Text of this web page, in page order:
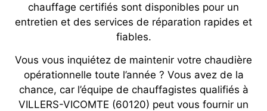
chauffage certifiés sont disponibles pour un
entretien et des services de réparation rapides et
fiables.
Vous vous inquiétez de maintenir votre chaudière
opérationnelle toute l’année ? Vous avez de la
chance, car l’équipe de chauffagistes qualifiés à
VILLERS-VICOMTE (60120) peut vous fournir un